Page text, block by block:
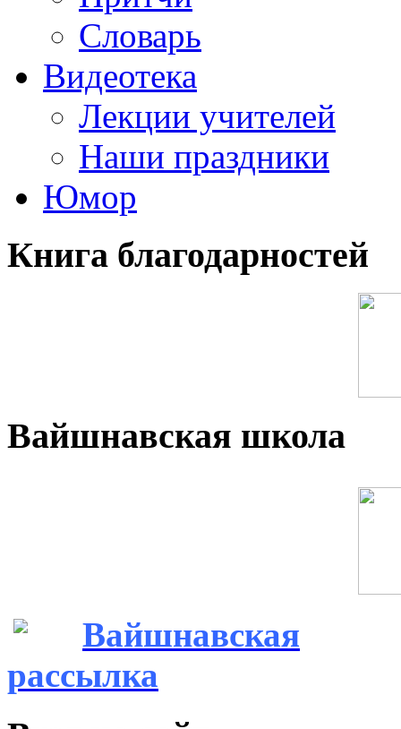
Словарь
Видеотека
Лекции учителей
Наши праздники
Юмор
Книга благодарностей
Вайшнавская школа
Вайшнавская
рассылка